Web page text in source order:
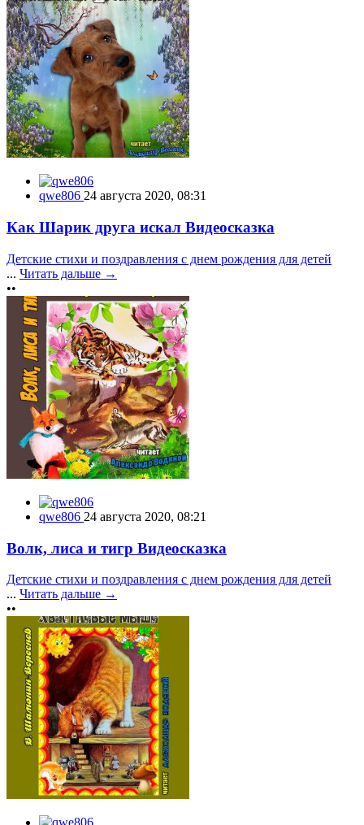
qwe806 24 августа 2020, 08:31
Как Шарик друга искал Видеосказка
Детские стихи и поздравления с днем рождения для детей
... Читать дальше →
••
qwe806 24 августа 2020, 08:21
Волк, лиса и тигр Видеосказка
Детские стихи и поздравления с днем рождения для детей
... Читать дальше →
••